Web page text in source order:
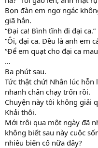
Bọn đàn em ngơ ngác
giã hắn.
“Đại ca! Bình tĩnh đi đại ca.”
“Ôi, đại ca. Đều là anh em
“Để em quạt cho đại ca
…
Ba phút sau.
Tức thật chứ! Nhân lúc hỗn
nhanh chân chạy trốn rồi.
Chuyện này tôi không giải
Khải thôi.
Mới trôi qua một ngày đã
không biết sau này cuộc
nhiêu biến cố nữa đây?